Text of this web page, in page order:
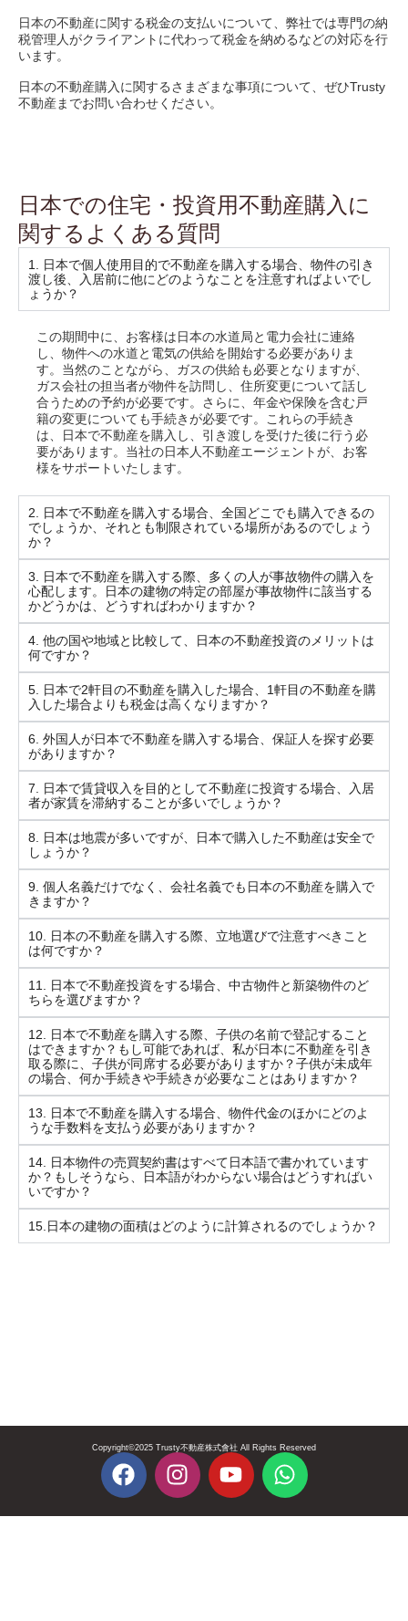
日本の不動産に関する税金の支払いについて、弊社では専門の納
税管理人がクライアントに代わって税金を納めるなどの対応を行
います。
日本の不動産購入に関するさまざまな事項について、ぜひTrusty
不動産までお問い合わせください。
日本での住宅・投資用不動産購入に
関するよくある質問
1. 日本で個人使用目的で不動産を購入する場合、物件の引き
渡し後、入居前に他にどのようなことを注意すればよいでし
ょうか？
この期間中に、お客様は日本の水道局と電力会社に連絡
し、物件への水道と電気の供給を開始する必要がありま
す。当然のことながら、ガスの供給も必要となりますが、
ガス会社の担当者が物件を訪問し、住所変更について話し
合うための予約が必要です。さらに、年金や保険を含む戸
籍の変更についても手続きが必要です。これらの手続き
は、日本で不動産を購入し、引き渡しを受けた後に行う必
要があります。当社の日本人不動産エージェントが、お客
様をサポ​​ートいたします。
2. 日本で不動産を購入する場合、全国どこでも購入できるの
でしょうか、それとも制限されている場所があるのでしょう
か？
3. 日本で不動産を購入する際、多くの人が事故物件の購入を
心配します。日本の建物の特定の部屋が事故物件に該当する
かどうかは、どうすればわかりますか？
4. 他の国や地域と比較して、日本の不動産投資のメリットは
何ですか？
5. 日本で2軒目の不動産を購入した場合、1軒目の不動産を購
入した場合よりも税金は高くなりますか？
6. 外国人が日本で不動産を購入する場合、保証人を探す必要
がありますか？
7. 日本で賃貸収入を目的として不動産に投資する場合、入居
者が家賃を滞納することが多いでしょうか？
8. 日本は地震が多いですが、日本で購入した不動産は安全で
しょうか？
9. 個人名義だけでなく、会社名義でも日本の不動産を購入で
きますか？
10. 日本の不動産を購入する際、立地選びで注意すべきこと
は何ですか？
11. 日本で不動産投資をする場合、中古物件と新築物件のど
ちらを選びますか？
12. 日本で不動産を購入する際、子供の名前で登記すること
はできますか？もし可能であれば、私が日本に不動産を引き
取る際に、子供が同席する必要がありますか？子供が未成年
の場合、何か手続きや手続きが必要なことはありますか？
13. 日本で不動産を購入する場合、物件代金のほかにどのよ
うな手数料を支払う必要がありますか？
14. 日本物件の売買契約書はすべて日本語で書かれています
か？もしそうなら、日本語がわからない場合はどうすればい
いですか？
15.日本の建物の面積はどのように計算されるのでしょうか？
Copyright©2025 Trusty不動産株式會社 All Rights Reserved